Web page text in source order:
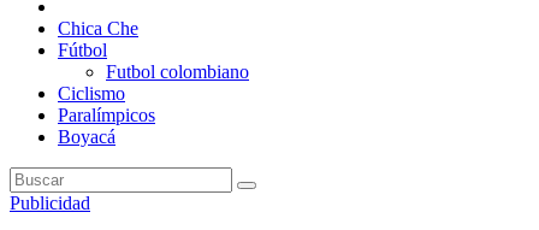
Chica Che
Fútbol
Futbol colombiano
Ciclismo
Paralímpicos
Boyacá
Publicidad